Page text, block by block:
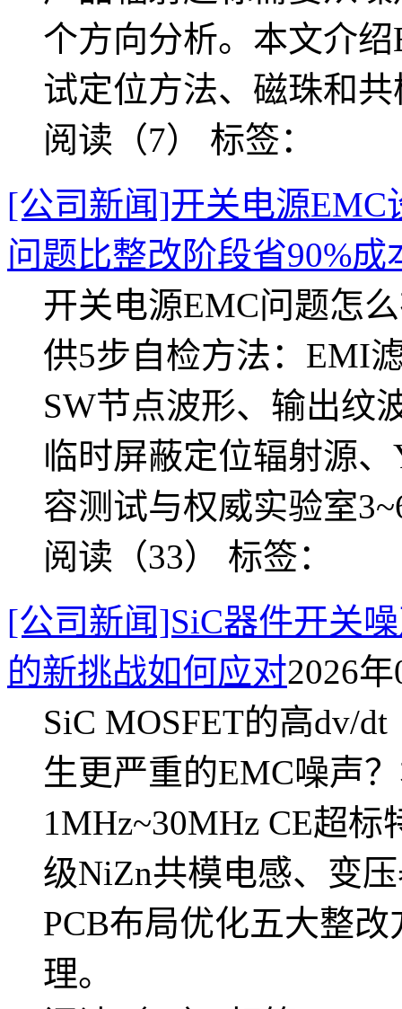
个方向分析。本文介
试定位方法、磁珠和
阅读（7） 标签：
[公司新闻]开关电源
问题比整改阶段省90%成
开关电源EMC问题怎
供5步自检方法：EMI
SW节点波形、输出纹
临时屏蔽定位辐射源
容测试与权威实验室
阅读（33） 标签：
[公司新闻]SiC器件开关
的新挑战如何应对2026
SiC MOSFET的高dv/
生更严重的EMC噪声
1MHz~30MHz CE超
级NiZn共模电感、变
PCB布局优化五大整
理。